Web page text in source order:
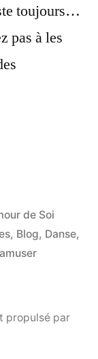
toujours…
pas à les
»
de Soi
, Blog, Danse,
propulsé par